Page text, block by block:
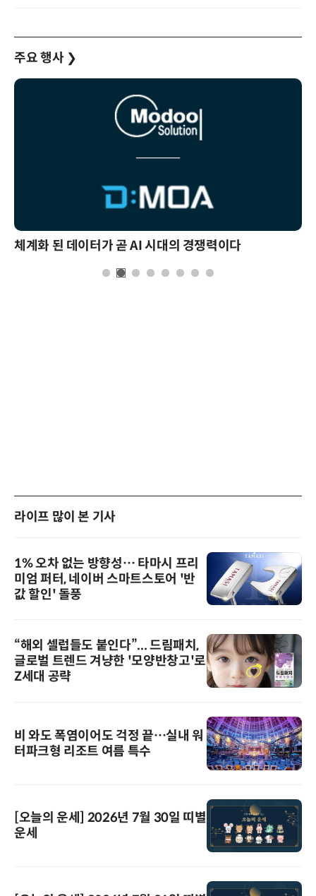
주요 행사 ❯
체계화 된 데이터가 곧 AI 시대의 경쟁력이다
라이프 많이 본 기사
1% 오차 없는 방향성… 타마시 프리
미엄 퍼터, 네이버 스마트스토어 '반
값 할인' 돌풍
“해외 셀럽들도 붙인다”... 드림패치,
글로벌 트렌드 겨냥한 '모양반창고'로
Z세대 공략
비 와도 폭염이어도 걱정 끝…실내 워
터파크형 리조트 여름 특수
[오늘의 운세] 2026년 7월 30일 띠별
운세